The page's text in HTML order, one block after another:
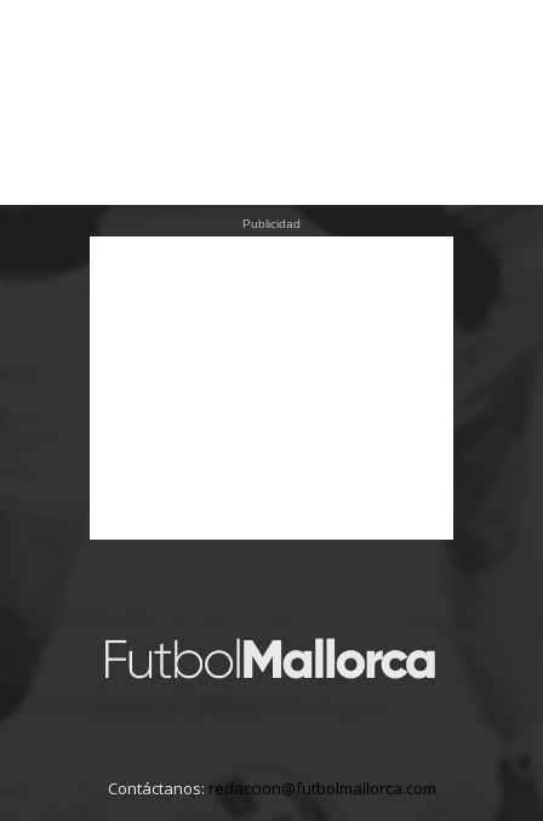
Publicidad
Contáctanos: redaccion@futbolmallorca.com